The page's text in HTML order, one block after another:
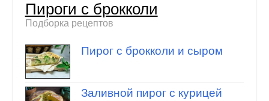
Пироги с брокколи
Подборка рецептов
Пирог с брокколи и сыром
Заливной пирог с курицей